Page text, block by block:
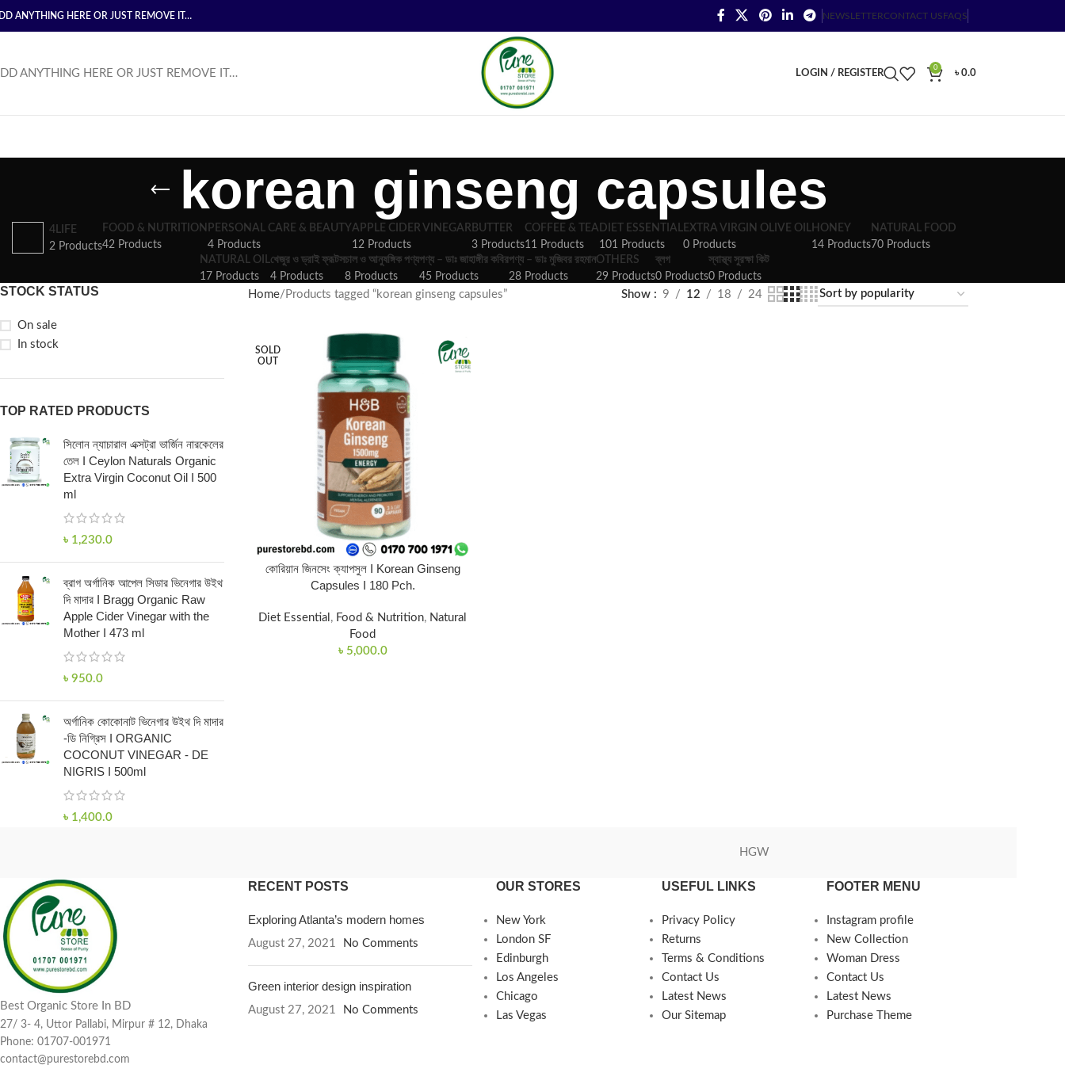
ANYTHING HERE OR JUST REMOVE IT… NEWSLETTERCONTACT USFAQS
ANYTHING HERE OR JUST REMOVE IT… LOGIN / REGISTER
0
৳0.0
korean ginseng capsules
4LIFE
2 Products
FOOD & NUTRITION
42 Products
PERSONAL CARE & BEAUTY
4 Products
APPLE CIDER VINEGAR
12 Products
BUTTER
3 Products
COFFEE & TEA
11 Products
DIET ESSENTIAL
101 Products
EXTRA VIRGIN OLIVE OIL
0 Products
HONEY
14 Products
NATURAL FOOD
70 Products
NATURAL OIL
17 Products
খেজুর ও ড্রাই ফ্রূটস
4 Products
চাল ও আনুষঙ্গিক পণ্য
8 Products
পণ্য – ডাঃ জাহাঙ্গীর কবির
45 Products
পণ্য – ডাঃ মুজিবর রহমান
28 Products
OTHERS
29 Products
ব্লগ
0 Products
স্বাস্থ্য সুরক্ষা কিট
0 Products
STOCK STATUS
On sale
In stock
TOP RATED PRODUCTS
সিলোন ন্যাচারাল এক্সট্রা ভার্জিন নারকেলের
তেল I Ceylon Naturals Organic
Extra Virgin Coconut Oil I 500
ml
৳ 1,230.0
ব্রাগ অর্গানিক আপেল সিডার ভিনেগার উইথ
দি মাদার I Bragg Organic Raw
Apple Cider Vinegar with the
Mother I 473 ml
৳ 950.0
অর্গানিক কোকোনাট ভিনেগার উইথ দি মাদার
-ডি নিগ্রিস I ORGANIC
COCONUT VINEGAR - DE
NIGRIS I 500ml
৳ 1,400.0
Home Products tagged “korean ginseng capsules” Show 9 12 18 24
SOLD
OUT
কোরিয়ান জিনসেং ক্যাপসুল I Korean Ginseng
Capsules I 180 Pch.
Diet Essential , Food & Nutrition, Natural
Food
৳ 5,000.0
HGW
Best Organic Store In BD
27/ 3- 4, Uttor Pallabi, Mirpur # 12, Dhaka
Phone: 01707-001971
contact@purestorebd.com
RECENT POSTS
Exploring Atlanta’s modern homes
August 27, 2021 No Comments
Green interior design inspiration
August 27, 2021 No Comments
OUR STORES
New York
London SF
Edinburgh
Los Angeles
Chicago
Las Vegas
USEFUL LINKS
Privacy Policy
Returns
Terms & Conditions
Contact Us
Latest News
Our Sitemap
FOOTER MENU
Instagram profile
New Collection
Woman Dress
Contact Us
Latest News
Purchase Theme